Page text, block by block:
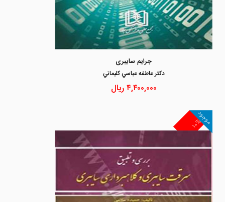
جرایم سایبری
دكتر عاطفه عباسي كليماني
۴,۴۰۰,۰۰۰ریال
۱۰%
موجود